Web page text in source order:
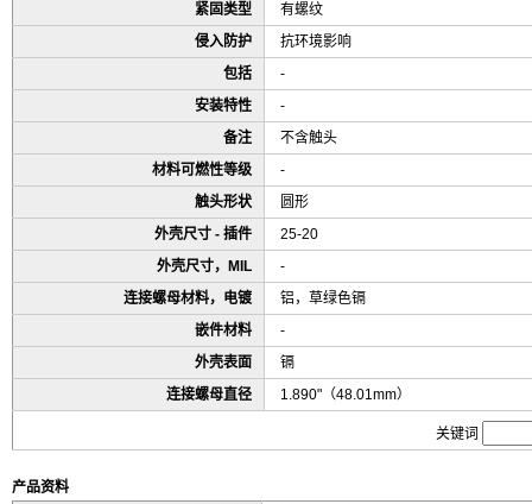
紧固类型
有螺纹
侵入防护
抗环境影响
包括
-
安装特性
-
备注
不含触头
材料可燃性等级
-
触头形状
圆形
外壳尺寸 - 插件
25-20
外壳尺寸，MIL
-
连接螺母材料，电镀
铝，草绿色镉
嵌件材料
-
外壳表面
镉
连接螺母直径
1.890"（48.01mm）
关键词
产品资料